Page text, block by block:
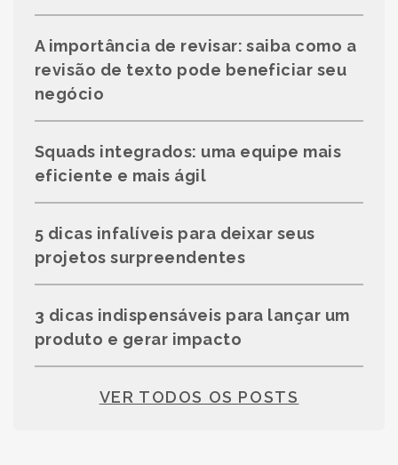
A importância de revisar: saiba como a
revisão de texto pode beneficiar seu
negócio
Squads integrados: uma equipe mais
eficiente e mais ágil
5 dicas infalíveis para deixar seus
projetos surpreendentes
3 dicas indispensáveis para lançar um
produto e gerar impacto
VER TODOS OS POSTS